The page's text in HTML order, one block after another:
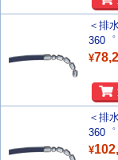
＜排
360
¥
＜排
360
¥